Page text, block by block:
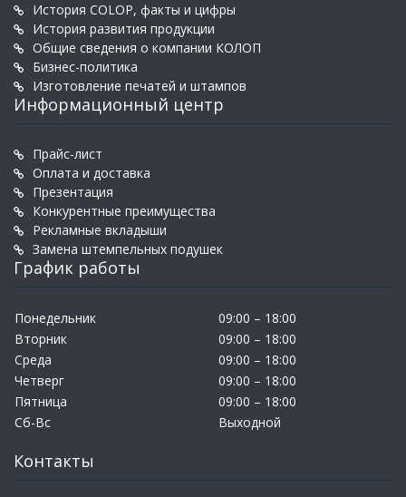
История COLOP, факты и цифры
История развития продукции
Общие сведения о компании КОЛОП
Бизнес-политика
Изготовление печатей и штампов
Информационный центр
Прайс-лист
Оплата и доставка
Презентация
Конкурентные преимущества
Рекламные вкладыши
Замена штемпельных подушек
График работы
Понедельник
09:00 – 18:00
Вторник
09:00 – 18:00
Среда
09:00 – 18:00
Четверг
09:00 – 18:00
Пятница
09:00 – 18:00
Сб-Вс
Выходной
Контакты